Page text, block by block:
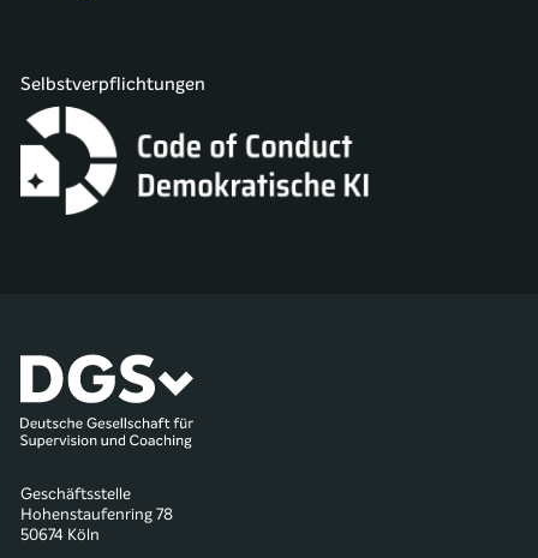
Selbstverpflichtungen
Geschäftsstelle
Hohenstaufenring 78
50674 Köln